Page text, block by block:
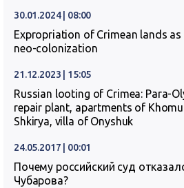
30.01.2024 | 08:00
Expropriation of Crimean lands as
neo-colonization
21.12.2023 | 15:05
Russian looting of Crimea: Para-
repair plant, apartments of
Shkirya, villa of Onyshuk
24.05.2017 | 00:01
Почему российский суд
Чубарова?